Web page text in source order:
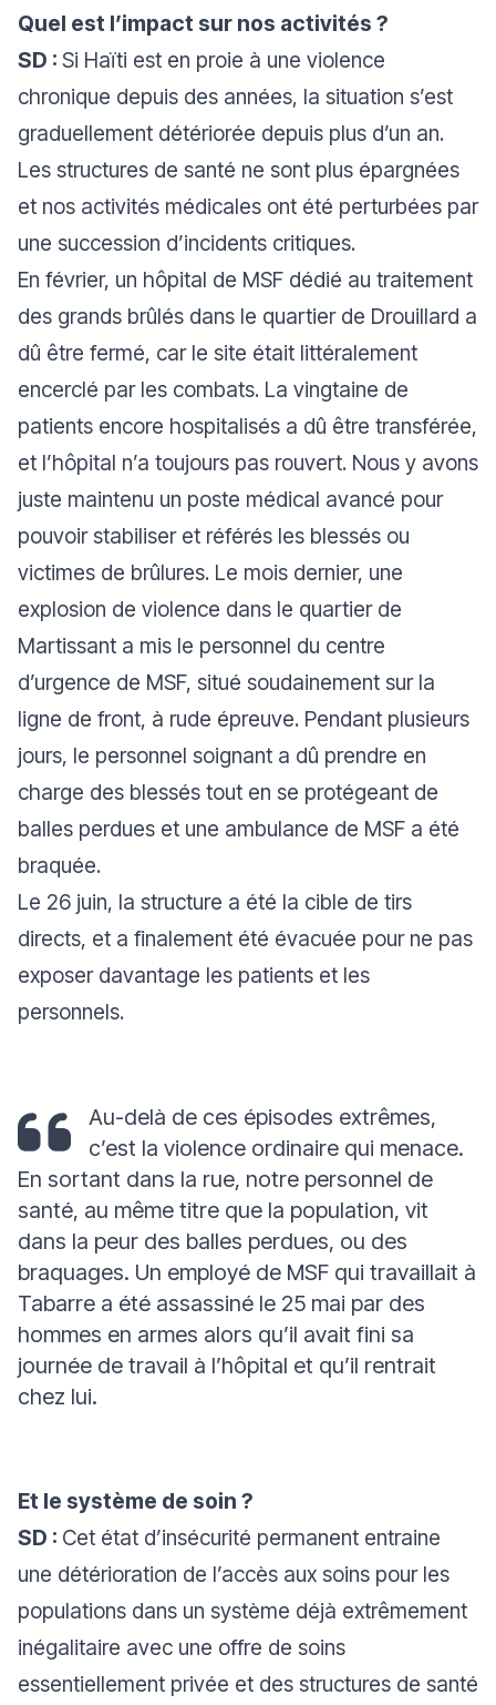
Quel est l’impact sur nos activités ?
SD : Si Haïti est en proie à une violence
chronique depuis des années, la situation s’est
graduellement détériorée depuis plus d’un an.
Les structures de santé ne sont plus épargnées
et nos activités médicales ont été perturbées par
une succession d’incidents critiques.
En février, un hôpital de MSF dédié au traitement
des grands brûlés dans le quartier de Drouillard a
dû être fermé, car le site était littéralement
encerclé par les combats. La vingtaine de
patients encore hospitalisés a dû être transférée,
et l’hôpital n’a toujours pas rouvert. Nous y avons
juste maintenu un poste médical avancé pour
pouvoir stabiliser et référés les blessés ou
victimes de brûlures. Le mois dernier, une
explosion de violence dans le quartier de
Martissant a mis le personnel du centre
d’urgence de MSF, situé soudainement sur la
ligne de front, à rude épreuve. Pendant plusieurs
jours, le personnel soignant a dû prendre en
charge des blessés tout en se protégeant de
balles perdues et une ambulance de MSF a été
braquée.
Le 26 juin, la structure a été la cible de tirs
directs, et a finalement été évacuée pour ne pas
exposer davantage les patients et les
personnels.
Au-delà de ces épisodes extrêmes,
c’est la violence ordinaire qui menace.
En sortant dans la rue, notre personnel de
santé, au même titre que la population, vit
dans la peur des balles perdues, ou des
braquages. Un employé de MSF qui travaillait à
Tabarre a été assassiné le 25 mai par des
hommes en armes alors qu’il avait fini sa
journée de travail à l’hôpital et qu’il rentrait
chez lui.
Et le système de soin ?
SD : Cet état d’insécurité permanent entraine
une détérioration de l’accès aux soins pour les
populations dans un système déjà extrêmement
inégalitaire avec une offre de soins
essentiellement privée et des structures de santé